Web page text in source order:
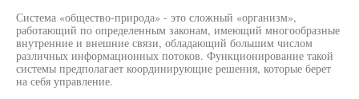
Система «общество-природа» - это сложный «организм»,
работающий по определенным законам, имеющий многообразные
внутренние и внешние связи, обладающий большим числом
различных информационных потоков. Функционирование такой
системы предполагает координирующие решения, которые берет
на себя управление.